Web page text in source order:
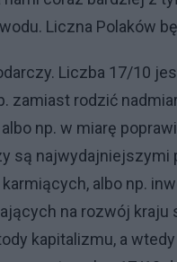
Liczna Polaków
Liczba 17/10
zamiast rodzić
np. w miarę
są najwydajniejszymi
albo np.
na rozwój kraju
kapitalizmu, a